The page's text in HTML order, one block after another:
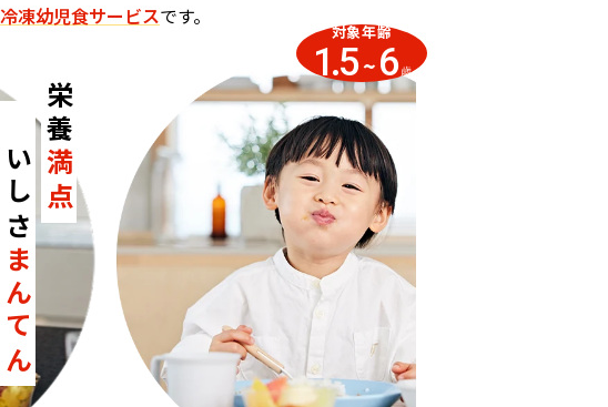
冷凍幼児食サービスです。
対象年齢
1.5 ~6 歳
栄養
満点
おいしさ
まんてん